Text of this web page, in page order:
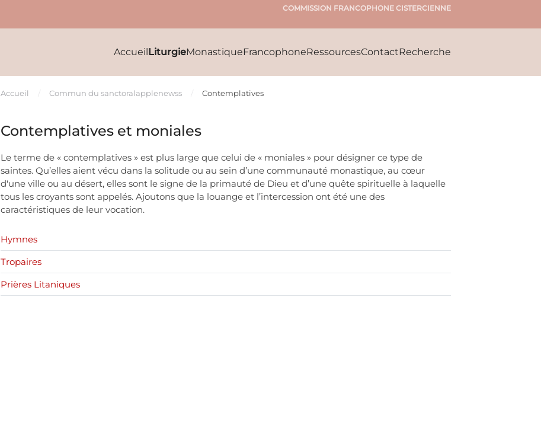
COMMISSION FRANCOPHONE CISTERCIENNE
AccueilLiturgieMonastiqueFrancophoneRessourcesContactRecherche
Accueil Commun du sanctoralapplenewss Contemplatives
Contemplatives et moniales
Le terme de « contemplatives » est plus large que celui de « moniales » pour désigner ce type de
saintes. Qu’elles aient vécu dans la solitude ou au sein d’une communauté monastique, au cœur
d'une ville ou au désert, elles sont le signe de la primauté de Dieu et d’une quête spirituelle à laquelle
tous les croyants sont appelés. Ajoutons que la louange et l’intercession ont été une des
caractéristiques de leur vocation.
Hymnes
Tropaires
Prières Litaniques